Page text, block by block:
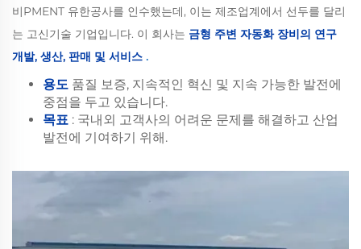
비PMENT 유한공사를 인수했는데, 이는 제조업계에서 선두를 달리
는 고신기술 기업입니다. 이 회사는 금형 주변 자동화 장비의 연구
개발, 생산, 판매 및 서비스 .
용도 품질 보증, 지속적인 혁신 및 지속 가능한 발전에
중점을 두고 있습니다.
목표 : 국내외 고객사의 어려운 문제를 해결하고 산업
발전에 기여하기 위해.